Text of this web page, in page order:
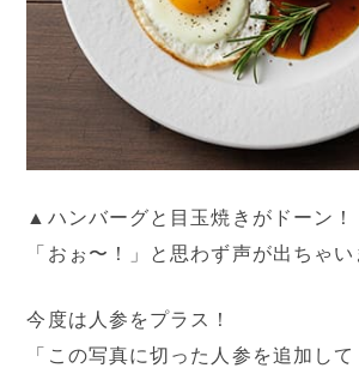
▲ハンバーグと目玉焼きがドーン！
「おぉ〜！」と思わず声が出ちゃい
今度は人参をプラス！
「この写真に切った人参を追加し